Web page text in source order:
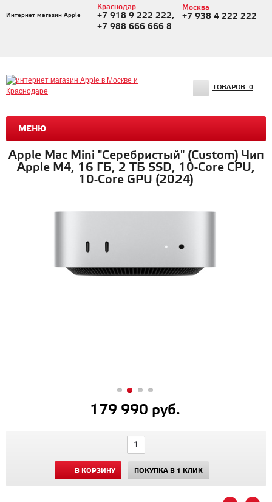
Интернет магазин Apple
Краснодар
+7 918 9 222 222,
+7 988 666 666 8
Москва
+7 938 4 222 222
МЕНЮ
ТОВАРОВ: 0
Apple Mac Mini "Серебристый" (Custom) Чип
Apple M4, 16 ГБ, 2 ТБ SSD, 10-Core CPU,
10-Core GPU (2024)
179 990 руб.
В КОРЗИНУ ПОКУПКА В 1 КЛИК